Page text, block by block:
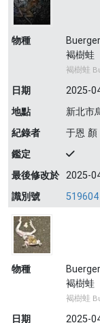
物種
褐樹蛙
褐樹蛙
日期
2025-
地點
新北市
紀錄者
于恩 顏
鑑定
最後修改於 2025-
識別號
物種
褐樹蛙
褐樹蛙
日期 2025-